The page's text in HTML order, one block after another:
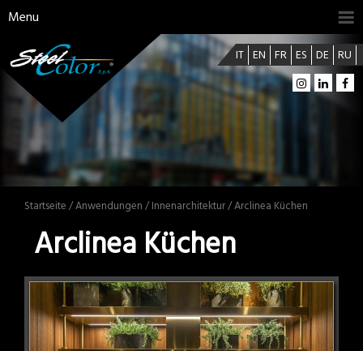
Menu
IT EN FR ES DE RU
Startseite /Anwendungen /Innenarchitektur/ Arclinea Küchen
Arclinea Küchen